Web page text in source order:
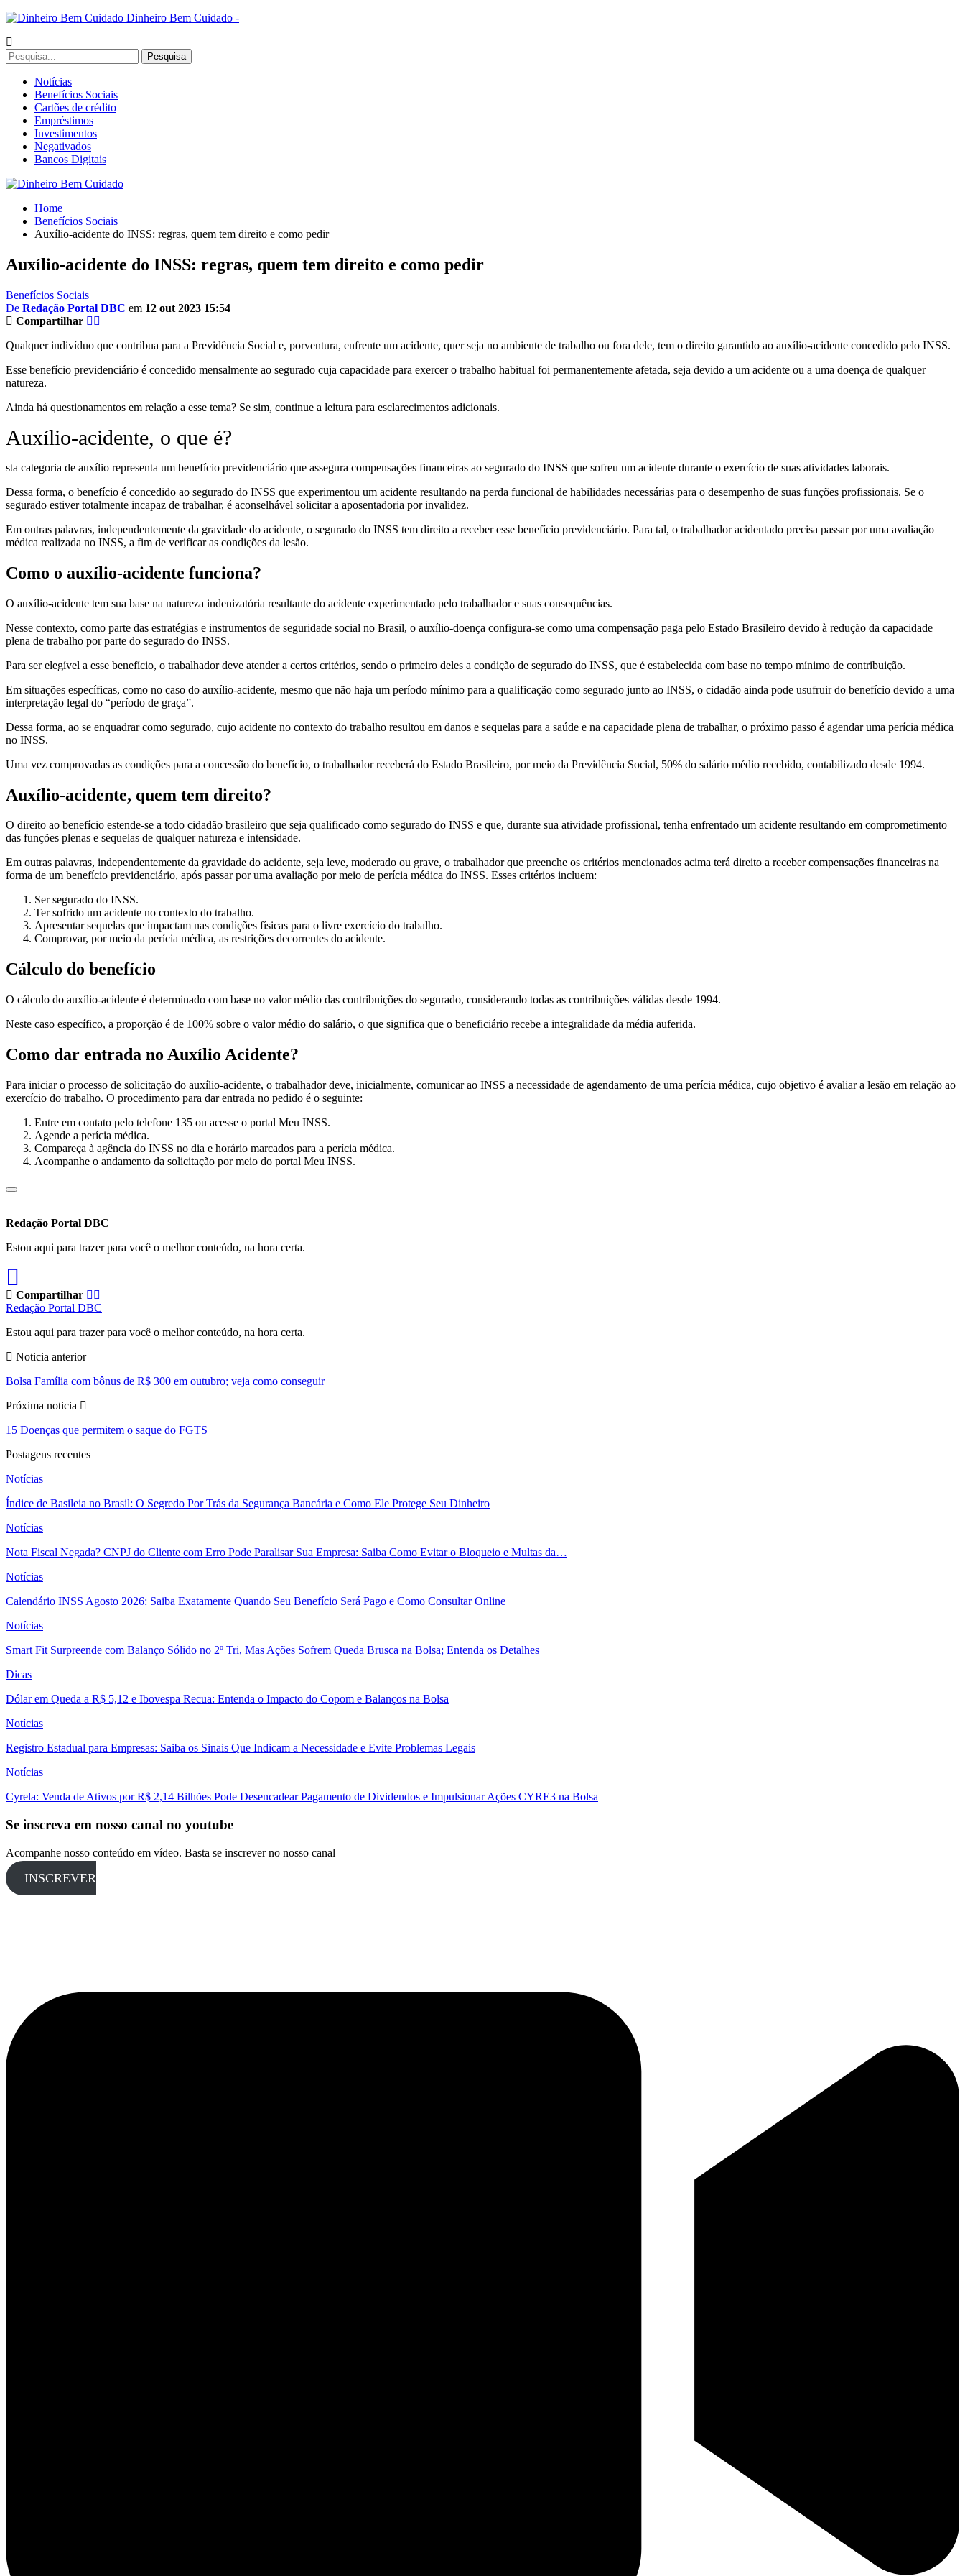
Dinheiro Bem Cuidado -
Notícias
Benefícios Sociais
Cartões de crédito
Empréstimos
Investimentos
Negativados
Bancos Digitais
Home
Benefícios Sociais
Auxílio-acidente do INSS: regras, quem tem direito e como pedir
Auxílio-acidente do INSS: regras, quem tem direito e como pedir
Benefícios Sociais
De Redação Portal DBC em 12 out 2023 15:54
Compartilhar
Qualquer indivíduo que contribua para a Previdência Social e, porventura, enfrente um acidente, quer seja no ambiente de trabalho ou fora dele, tem o direito garantido ao auxílio-acidente concedido pelo INSS.
Esse benefício previdenciário é concedido mensalmente ao segurado cuja capacidade para exercer o trabalho habitual foi permanentemente afetada, seja devido a um acidente ou a uma doença de qualquer
natureza.
Ainda há questionamentos em relação a esse tema? Se sim, continue a leitura para esclarecimentos adicionais.
Auxílio-acidente, o que é?
sta categoria de auxílio representa um benefício previdenciário que assegura compensações financeiras ao segurado do INSS que sofreu um acidente durante o exercício de suas atividades laborais.
Dessa forma, o benefício é concedido ao segurado do INSS que experimentou um acidente resultando na perda funcional de habilidades necessárias para o desempenho de suas funções profissionais. Se o
segurado estiver totalmente incapaz de trabalhar, é aconselhável solicitar a aposentadoria por invalidez.
Em outras palavras, independentemente da gravidade do acidente, o segurado do INSS tem direito a receber esse benefício previdenciário. Para tal, o trabalhador acidentado precisa passar por uma avaliação
médica realizada no INSS, a fim de verificar as condições da lesão.
Como o auxílio-acidente funciona?
O auxílio-acidente tem sua base na natureza indenizatória resultante do acidente experimentado pelo trabalhador e suas consequências.
Nesse contexto, como parte das estratégias e instrumentos de seguridade social no Brasil, o auxílio-doença configura-se como uma compensação paga pelo Estado Brasileiro devido à redução da capacidade
plena de trabalho por parte do segurado do INSS.
Para ser elegível a esse benefício, o trabalhador deve atender a certos critérios, sendo o primeiro deles a condição de segurado do INSS, que é estabelecida com base no tempo mínimo de contribuição.
Em situações específicas, como no caso do auxílio-acidente, mesmo que não haja um período mínimo para a qualificação como segurado junto ao INSS, o cidadão ainda pode usufruir do benefício devido a uma
interpretação legal do “período de graça”.
Dessa forma, ao se enquadrar como segurado, cujo acidente no contexto do trabalho resultou em danos e sequelas para a saúde e na capacidade plena de trabalhar, o próximo passo é agendar uma perícia médica
no INSS.
Uma vez comprovadas as condições para a concessão do benefício, o trabalhador receberá do Estado Brasileiro, por meio da Previdência Social, 50% do salário médio recebido, contabilizado desde 1994.
Auxílio-acidente, quem tem direito?
O direito ao benefício estende-se a todo cidadão brasileiro que seja qualificado como segurado do INSS e que, durante sua atividade profissional, tenha enfrentado um acidente resultando em comprometimento
das funções plenas e sequelas de qualquer natureza e intensidade.
Em outras palavras, independentemente da gravidade do acidente, seja leve, moderado ou grave, o trabalhador que preenche os critérios mencionados acima terá direito a receber compensações financeiras na
forma de um benefício previdenciário, após passar por uma avaliação por meio de perícia médica do INSS. Esses critérios incluem:
Ser segurado do INSS.
Ter sofrido um acidente no contexto do trabalho.
Apresentar sequelas que impactam nas condições físicas para o livre exercício do trabalho.
Comprovar, por meio da perícia médica, as restrições decorrentes do acidente.
Cálculo do benefício
O cálculo do auxílio-acidente é determinado com base no valor médio das contribuições do segurado, considerando todas as contribuições válidas desde 1994.
Neste caso específico, a proporção é de 100% sobre o valor médio do salário, o que significa que o beneficiário recebe a integralidade da média auferida.
Como dar entrada no Auxílio Acidente?
Para iniciar o processo de solicitação do auxílio-acidente, o trabalhador deve, inicialmente, comunicar ao INSS a necessidade de agendamento de uma perícia médica, cujo objetivo é avaliar a lesão em relação ao
exercício do trabalho. O procedimento para dar entrada no pedido é o seguinte:
Entre em contato pelo telefone 135 ou acesse o portal Meu INSS.
Agende a perícia médica.
Compareça à agência do INSS no dia e horário marcados para a perícia médica.
Acompanhe o andamento da solicitação por meio do portal Meu INSS.
Redação Portal DBC
Estou aqui para trazer para você o melhor conteúdo, na hora certa.
Compartilhar
Redação Portal DBC
Estou aqui para trazer para você o melhor conteúdo, na hora certa.
Noticia anterior
Bolsa Família com bônus de R$ 300 em outubro; veja como conseguir
Próxima noticia
15 Doenças que permitem o saque do FGTS
Postagens recentes
Notícias
Índice de Basileia no Brasil: O Segredo Por Trás da Segurança Bancária e Como Ele Protege Seu Dinheiro
Notícias
Nota Fiscal Negada? CNPJ do Cliente com Erro Pode Paralisar Sua Empresa: Saiba Como Evitar o Bloqueio e Multas da…
Notícias
Calendário INSS Agosto 2026: Saiba Exatamente Quando Seu Benefício Será Pago e Como Consultar Online
Notícias
Smart Fit Surpreende com Balanço Sólido no 2º Tri, Mas Ações Sofrem Queda Brusca na Bolsa; Entenda os Detalhes
Dicas
Dólar em Queda a R$ 5,12 e Ibovespa Recua: Entenda o Impacto do Copom e Balanços na Bolsa
Notícias
Registro Estadual para Empresas: Saiba os Sinais Que Indicam a Necessidade e Evite Problemas Legais
Notícias
Cyrela: Venda de Ativos por R$ 2,14 Bilhões Pode Desencadear Pagamento de Dividendos e Impulsionar Ações CYRE3 na Bolsa
Se inscreva em nosso canal no youtube
Acompanhe nosso conteúdo em vídeo. Basta se inscrever no nosso canal
INSCREVER